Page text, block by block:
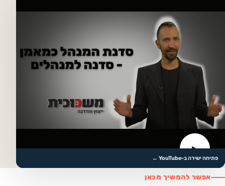
▶
פתיחה ישירה ב-YouTube ←
אפשר להמשיך מכאן